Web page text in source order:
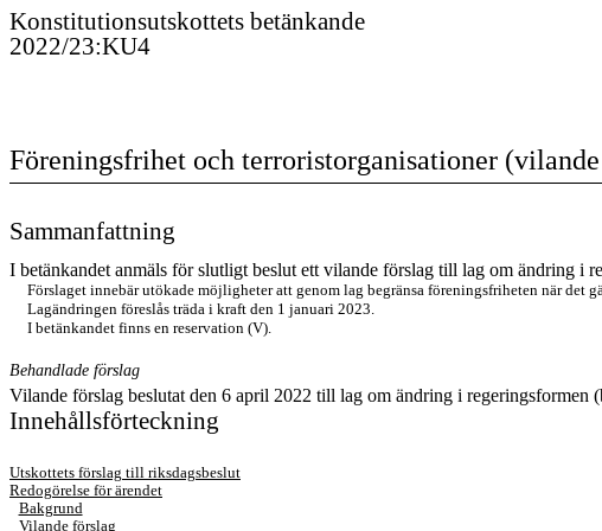
Konstitutionsutskottets betänkande
2022/23:KU4
Föreningsfrihet och terroristorganisationer
Sammanfattning
I betänkandet anmäls för slutligt beslut ett vilande förslag till lag om ändring i
Förslaget innebär utökade möjligheter att genom lag begränsa föreningsfriheten när det
Lagändringen föreslås träda i kraft den 1 januari 2023.
I betänkandet finns en reservation (V).
Behandlade förslag
Vilande förslag beslutat den 6 april 2022 till lag om ändring i regeringsformen
Innehållsförteckning
Utskottets förslag till riksdagsbeslut
Redogörelse för ärendet
Bakgrund
Vilande förslag